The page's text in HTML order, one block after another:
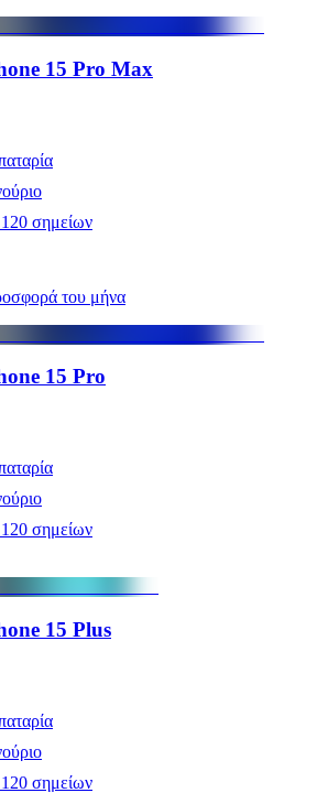
15 Pro Max
σημείων
του μήνα
15 Pro
σημείων
15 Plus
σημείων